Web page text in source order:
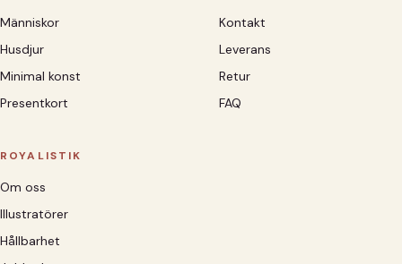
Människor
Husdjur
Minimal konst
Presentkort
Kontakt
Leverans
Retur
FAQ
ROYALISTIK
Om oss
Illustratörer
Hållbarhet